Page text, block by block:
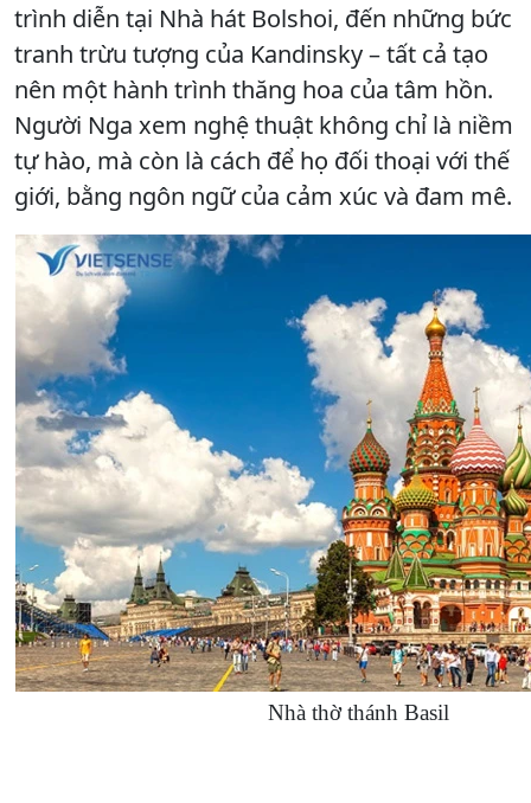
trình diễn tại Nhà hát Bolshoi, đến những bức
tranh trừu tượng của Kandinsky – tất cả tạo
nên một hành trình thăng hoa của tâm hồn.
Người Nga xem nghệ thuật không chỉ là niềm
tự hào, mà còn là cách để họ đối thoại với thế
giới, bằng ngôn ngữ của cảm xúc và đam mê.
Nhà thờ thánh Basil